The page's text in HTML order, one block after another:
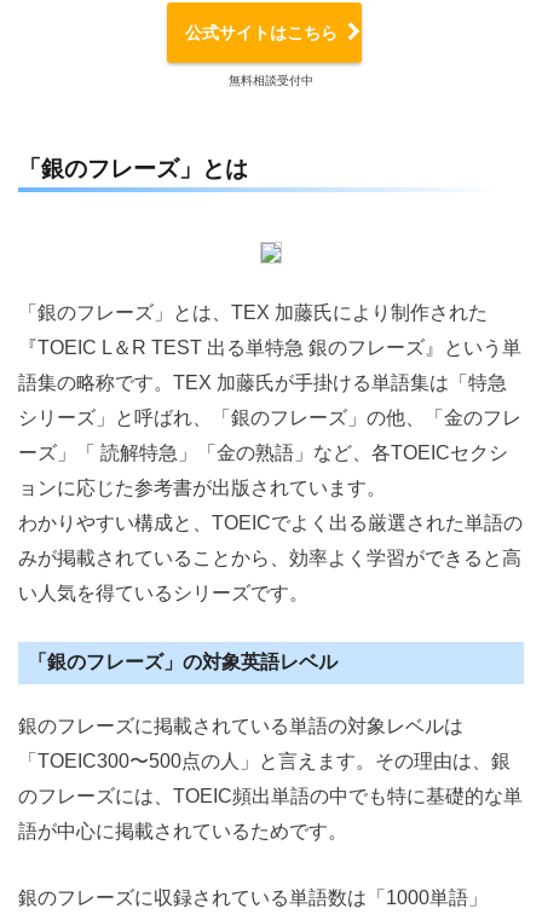
公式サイトはこちら
無料相談受付中
「銀のフレーズ」とは
「銀のフレーズ」とは、TEX 加藤氏により制作された
『TOEIC L＆R TEST 出る単特急 銀のフレーズ』という単
語集の略称です。TEX 加藤氏が手掛ける単語集は「特急
シリーズ」と呼ばれ、「銀のフレーズ」の他、「金のフレ
ーズ」「 読解特急」「金の熟語」など、各TOEICセクシ
ョンに応じた参考書が出版されています。
わかりやすい構成と、TOEICでよく出る厳選された単語の
みが掲載されていることから、効率よく学習ができると高
い人気を得ているシリーズです。
「銀のフレーズ」の対象英語レベル
銀のフレーズに掲載されている単語の対象レベルは
「TOEIC300〜500点の人」と言えます。その理由は、銀
のフレーズには、TOEIC頻出単語の中でも特に基礎的な単
語が中心に掲載されているためです。
銀のフレーズに収録されている単語数は「1000単語」